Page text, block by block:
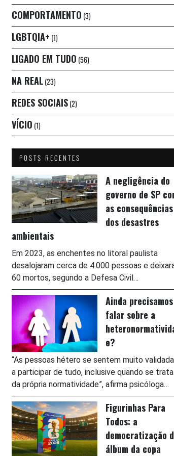
COMPORTAMENTO (3)
LGBTQIA+ (1)
LIGADO EM TUDO (56)
NA REAL(23)
REDES SOCIAIS(2)
VÍCIO (1)
POSTS RECENTES
A negligência do
governo de SP
as consequências
dos desastres
ambientais
Em 2023, as enchentes no litoral paulista
desalojaram cerca de 4.000 pessoas e
60 mortos, segundo a Defesa Civil…
Ainda precisamos
falar sobre a
e?
“As pessoas hétero se sentem muito
a participar de tudo, inclusive quando se trata
da própria normatividade”, afirma psicóloga…
Figurinhas Para
Todos: a
democratização
álbum da copa